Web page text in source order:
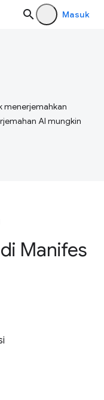
Masuk
menerjemahkan
AI mungkin
Manifes